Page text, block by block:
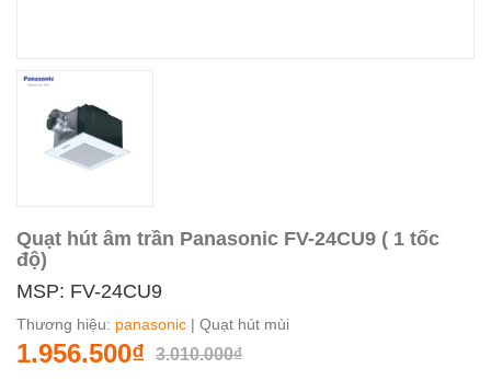
Quạt hút âm trần Panasonic FV-24CU9 ( 1 tốc
độ)
MSP: FV-24CU9
Thương hiệu: panasonic | Quạt hút mùi
1.956.500₫ 3.010.000₫